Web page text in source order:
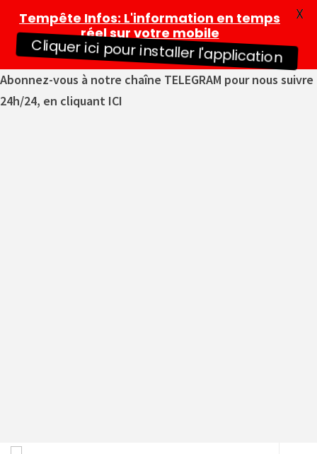
Abonnez-vous à notre chaîne TELEGRAM pour nous suivre
24h/24, en cliquant ICI
Tempête Infos: L'information en temps
réel sur votre mobile
Cliquer ici pour installer l'application
X